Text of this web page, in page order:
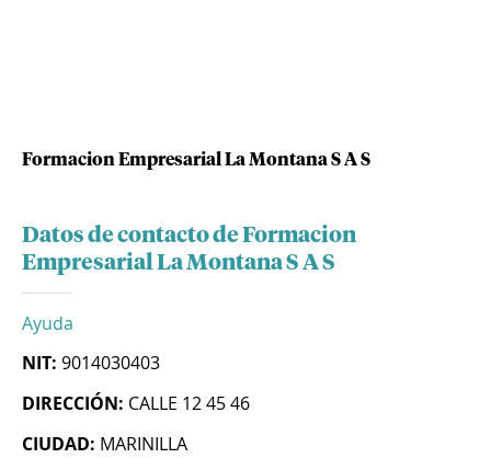
Formacion Empresarial La Montana S A S
Datos de contacto de Formacion
Empresarial La Montana S A S
Ayuda
NIT: 9014030403
DIRECCIÓN: CALLE 12 45 46
CIUDAD: MARINILLA